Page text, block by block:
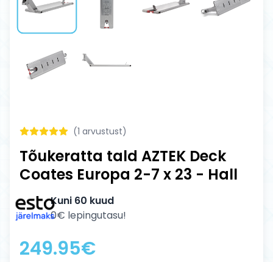
(1 arvustust)
Tõukeratta tald AZTEK Deck
Coates Europa 2-7 x 23 - Hall
Kuni 60 kuud
0€ lepingutasu!
249.95€